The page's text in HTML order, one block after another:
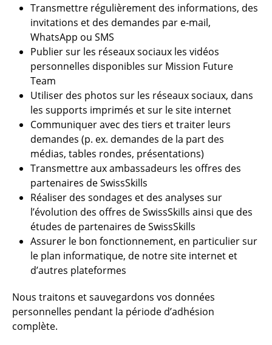
Transmettre régulièrement des informations, des
invitations et des demandes par e-mail,
WhatsApp ou SMS
Publier sur les réseaux sociaux les vidéos
personnelles disponibles sur Mission Future
Team
Utiliser des photos sur les réseaux sociaux, dans
les supports imprimés et sur le site internet
Communiquer avec des tiers et traiter leurs
demandes (p. ex. demandes de la part des
médias, tables rondes, présentations)
Transmettre aux ambassadeurs les offres des
partenaires de SwissSkills
Réaliser des sondages et des analyses sur
l’évolution des offres de SwissSkills ainsi que des
études de partenaires de SwissSkills
Assurer le bon fonctionnement, en particulier sur
le plan informatique, de notre site internet et
d’autres plateformes
Nous traitons et sauvegardons vos données
personnelles pendant la période d’adhésion
complète.